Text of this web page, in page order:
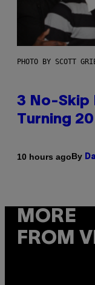
PHOTO BY SCOTT
3 No-Skip
Turning
10 hours agoBy
MORE
FROM